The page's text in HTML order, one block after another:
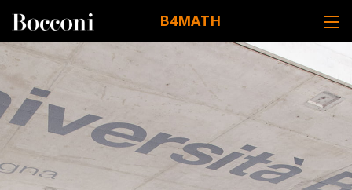
B4MATH
DESK NAVIGATION